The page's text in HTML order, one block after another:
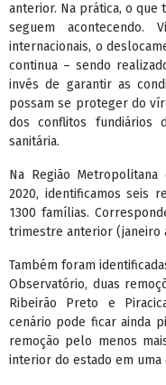
anterior. Na prática, o que
seguem acontecendo.
internacionais, o
continua – sendo
invés de garantir as
possam se proteger do
dos conflitos fundiários
sanitária.
Na Região
2020, identificamos seis
1300 famílias.
trimestre anterior (janeiro
Também foram
Observatório, duas
Ribeirão Preto e
cenário pode ficar ainda
remoção pelo menos
interior do estado em uma